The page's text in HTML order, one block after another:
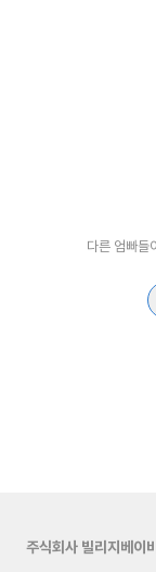
다른 엄빠들
주식회사 빌리지베이비